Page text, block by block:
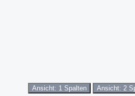
Ansicht: 1 Spalten Ansicht: 2